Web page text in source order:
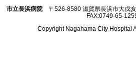
市立長浜病院
〒526-8580 滋賀県長浜市大戌
FAX:0749-65-
Copyright Nagahama City Hospital